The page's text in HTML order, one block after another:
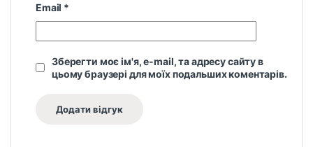
Email *
Зберегти моє ім'я, e-mail, та адресу сайту в
цьому браузері для моїх подальших коментарів.